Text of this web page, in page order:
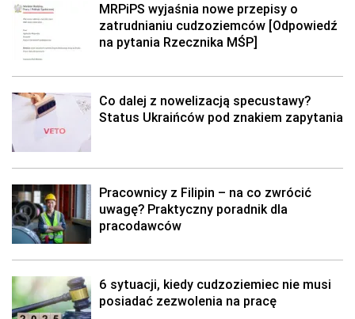
MRPiPS wyjaśnia nowe przepisy o
zatrudnianiu cudzoziemców [Odpowiedź
na pytania Rzecznika MŚP]
Co dalej z nowelizacją specustawy?
Status Ukraińców pod znakiem zapytania
Pracownicy z Filipin – na co zwrócić
uwagę? Praktyczny poradnik dla
pracodawców
6 sytuacji, kiedy cudzoziemiec nie musi
posiadać zezwolenia na pracę